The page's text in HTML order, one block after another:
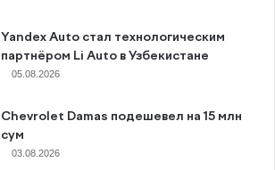
Yandex Auto стал технологическим
партнёром Li Auto в Узбекистане
05.08.2026
Chevrolet Damas подешевел на 15 млн
сум
03.08.2026